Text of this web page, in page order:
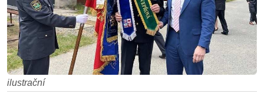
ilustrační